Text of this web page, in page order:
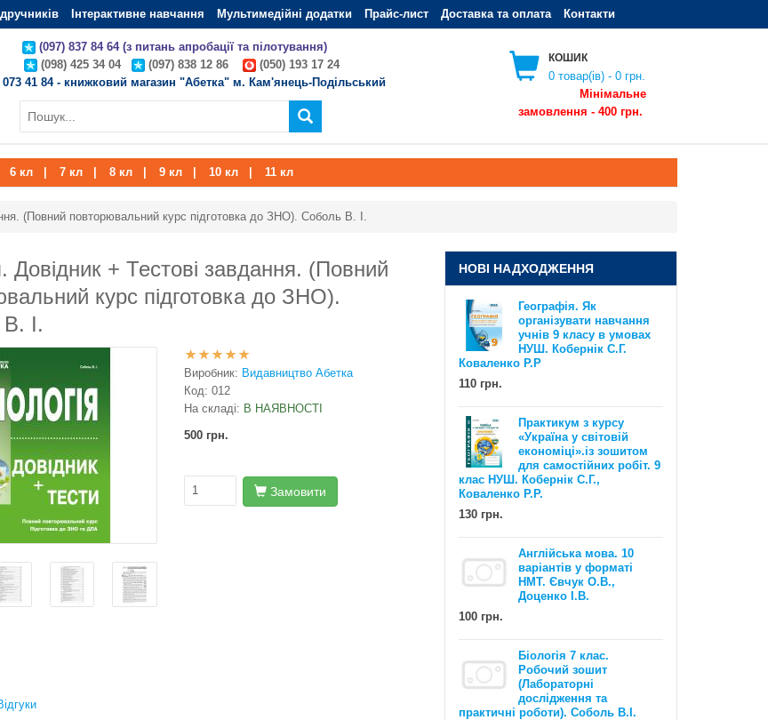
Інтерактивне навчання Мультимедійні додатки Прайс-лист Доставка та оплата Контакти
(097) 837 84 64 (з питань апробації та пілотування)
(098) 425 34 04
(097) 838 12 86
(050) 193 17 24
41 84 - книжковий магазин "Абетка" м. Кам'янець-Подільський
КОШИК
0 товар(ів) - 0 грн.
Мінімальне
замовлення - 400 грн.
6 кл 7 кл 8 кл 9 кл 10 кл 11 кл
(Повний повторювальний курс підготовка до ЗНО). Соболь В. І.
Довідник + Тестові завдання. (Повний
курс підготовка до ЗНО).
І.
Виробник: Видавництво Абетка
Код: 012
На складі: В НАЯВНОСТІ
500 грн.
Замовити
НОВІ НАДХОДЖЕННЯ
Географія. Як
організувати навчання
учнів 9 класу в умовах
НУШ. Кобернік С.Г.
Коваленко Р.Р
110 грн.
Практикум з курсу
«Україна у світовій
економіці».із зошитом
для самостійних робіт. 9
клас НУШ. Кобернік С.Г.,
Коваленко Р.Р.
130 грн.
Англійська мова. 10
варіантів у форматі
НМТ. Євчук О.В.,
Доценко І.В.
100 грн.
Біологія 7 клас.
Робочий зошит
(Лабораторні
дослідження та
практичні роботи). Соболь В.І.
Географія. Як організувати
навчання учнів 6 класу в умовах
НУШ. Методичний посібник для
вчителя. Кобернік С.Г. Коваленко
EXAM WORKOUT Англійська мова.
Комплексна підготовка до ЗНО та
ДПА. Рівні В1 та В2. Євчук О.В.,
Доценко І.В.